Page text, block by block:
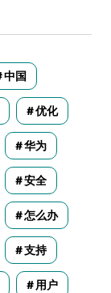
中国
优化
华为
安全
怎么办
支持
用户